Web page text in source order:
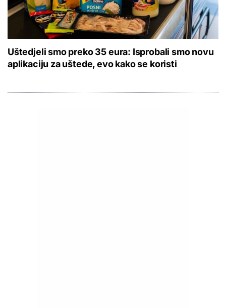
Uštedjeli smo preko 35 eura: Isprobali smo novu
aplikaciju za uštede, evo kako se koristi